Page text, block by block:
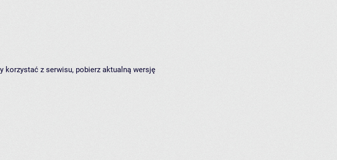
korzystać z serwisu, pobierz aktualną wersję